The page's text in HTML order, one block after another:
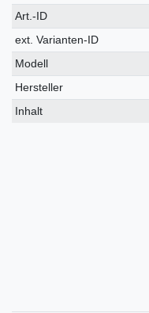
Technisches
Merkmal
Wert
Art.-ID
ext. Varianten-ID
Modell
Hersteller
Inhalt